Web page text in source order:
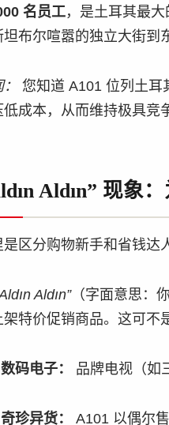
名员工，是土耳其最
坦布尔喧嚣的独立大街到
您知道 A101 位列土耳
低成本，从而维持极具竞
Aldın” 现象
是区分购物新手和省钱达
Aldın”（字面意思：
架特价促销商品。这可不
数码电子： 品牌电视（如
奇珍异货： A101 以偶尔